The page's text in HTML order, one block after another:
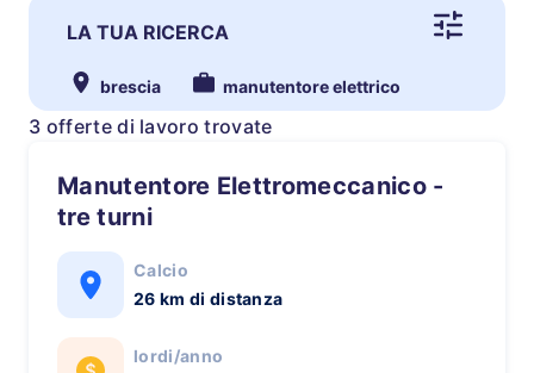
LA TUA RICERCA
brescia manutentore elettrico
3 offerte di lavoro trovate
Manutentore Elettromeccanico -
tre turni
Calcio
26 km di distanza
lordi/anno